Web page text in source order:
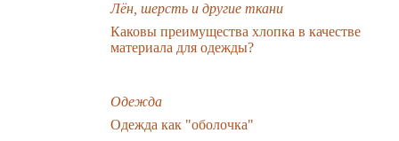
Лён, шерсть и другие ткани
Каковы преимущества хлопка в качестве
материала для одежды?
Одежда
Одежда как "оболочка"